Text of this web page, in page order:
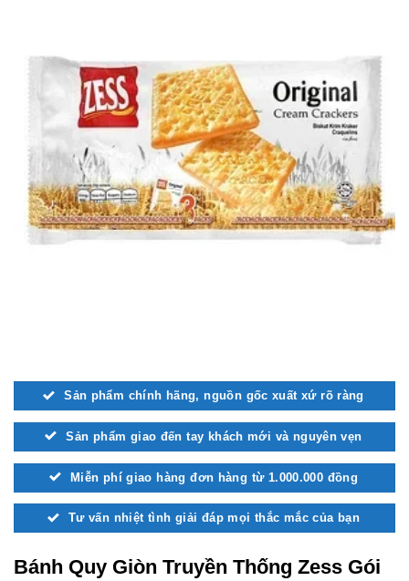
Sản phẩm chính hãng, nguồn gốc xuất xứ rõ ràng
Sản phẩm giao đến tay khách mới và nguyên vẹn
Miễn phí giao hàng đơn hàng từ 1.000.000 đồng
Tư vấn nhiệt tình giải đáp mọi thắc mắc của bạn
Bánh Quy Giòn Truyền Thống Zess Gói